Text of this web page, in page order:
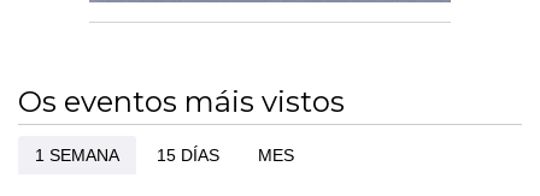
Os eventos máis vistos
1 SEMANA 15 DÍAS MES